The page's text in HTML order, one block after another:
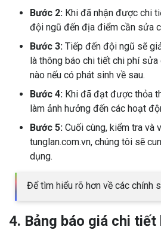
Bước 2: Khi đã nhận được chi
đội ngũ đến địa điểm cần sửa
Bước 3: Tiếp đến đội ngũ sẽ
là thông báo chi tiết chi phí
nào nếu có phát sinh về sau.
Bước 4: Khi đã đạt được thỏa
làm ảnh hưởng đến các hoạt
Bước 5: Cuối cùng, kiểm tra và
tunglan.com.vn, chúng tôi sẽ
dụng.
Để tìm hiểu rõ hơn về các chính
4. Bảng báo giá chi